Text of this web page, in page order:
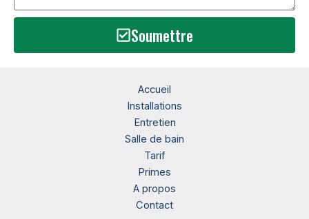
Soumettre
Accueil
Installations
Entretien
Salle de bain
Tarif
Primes
A propos
Contact